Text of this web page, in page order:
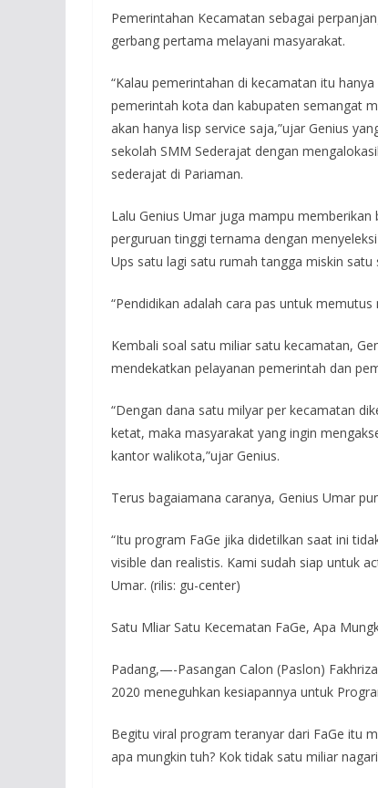
Pemerintahan Kecamatan sebagai
gerbang pertama melayani masyarakat.
“Kalau pemerintahan di kecamatan itu
pemerintah kota dan kabupaten semangat
akan hanya lisp service saja,”ujar Genius
sekolah SMM Sederajat dengan
sederajat di Pariaman.
Lalu Genius Umar juga mampu
perguruan tinggi ternama dengan
Ups satu lagi satu rumah tangga miskin satu
“Pendidikan adalah cara pas untuk
Kembali soal satu miliar satu kecamatan,
mendekatkan pelayanan pemerintah dan
“Dengan dana satu milyar per kecamatan
ketat, maka masyarakat yang ingin
kantor walikota,”ujar Genius.
Terus bagaiamana caranya, Genius Umar
“Itu program FaGe jika didetilkan saat ini
visible dan realistis. Kami sudah siap untuk
Umar. (rilis: gu-center)
Satu Mliar Satu Kecematan FaGe, Apa
Padang,—-Pasangan Calon (Paslon)
2020 meneguhkan kesiapannya untuk
Begitu viral program teranyar dari FaGe itu
apa mungkin tuh? Kok tidak satu miliar